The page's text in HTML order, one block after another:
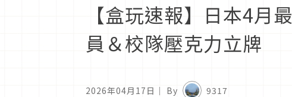
【盒玩速報】日本4月
員＆校隊壓克力立牌
2026年04月17日 ｜ By 9317